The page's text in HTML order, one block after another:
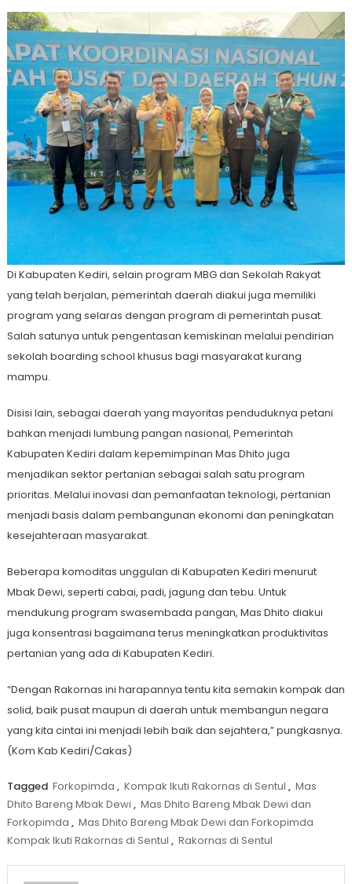
Di Kabupaten Kediri, selain program MBG dan Sekolah Rakyat
yang telah berjalan, pemerintah daerah diakui juga memiliki
program yang selaras dengan program di pemerintah pusat.
Salah satunya untuk pengentasan kemiskinan melalui pendirian
sekolah boarding school khusus bagi masyarakat kurang
mampu.
Disisi lain, sebagai daerah yang mayoritas penduduknya petani
bahkan menjadi lumbung pangan nasional, Pemerintah
Kabupaten Kediri dalam kepemimpinan Mas Dhito juga
menjadikan sektor pertanian sebagai salah satu program
prioritas. Melalui inovasi dan pemanfaatan teknologi, pertanian
menjadi basis dalam pembangunan ekonomi dan peningkatan
kesejahteraan masyarakat.
Beberapa komoditas unggulan di Kabupaten Kediri menurut
Mbak Dewi, seperti cabai, padi, jagung dan tebu. Untuk
mendukung program swasembada pangan, Mas Dhito diakui
juga konsentrasi bagaimana terus meningkatkan produktivitas
pertanian yang ada di Kabupaten Kediri.
“Dengan Rakornas ini harapannya tentu kita semakin kompak dan
solid, baik pusat maupun di daerah untuk membangun negara
yang kita cintai ini menjadi lebih baik dan sejahtera,” pungkasnya.
(Kom Kab Kediri/Cakas)
Tagged Forkopimda , Kompak Ikuti Rakornas di Sentul , Mas
Dhito Bareng Mbak Dewi , Mas Dhito Bareng Mbak Dewi dan
Forkopimda , Mas Dhito Bareng Mbak Dewi dan Forkopimda
Kompak Ikuti Rakornas di Sentul , Rakornas di Sentul